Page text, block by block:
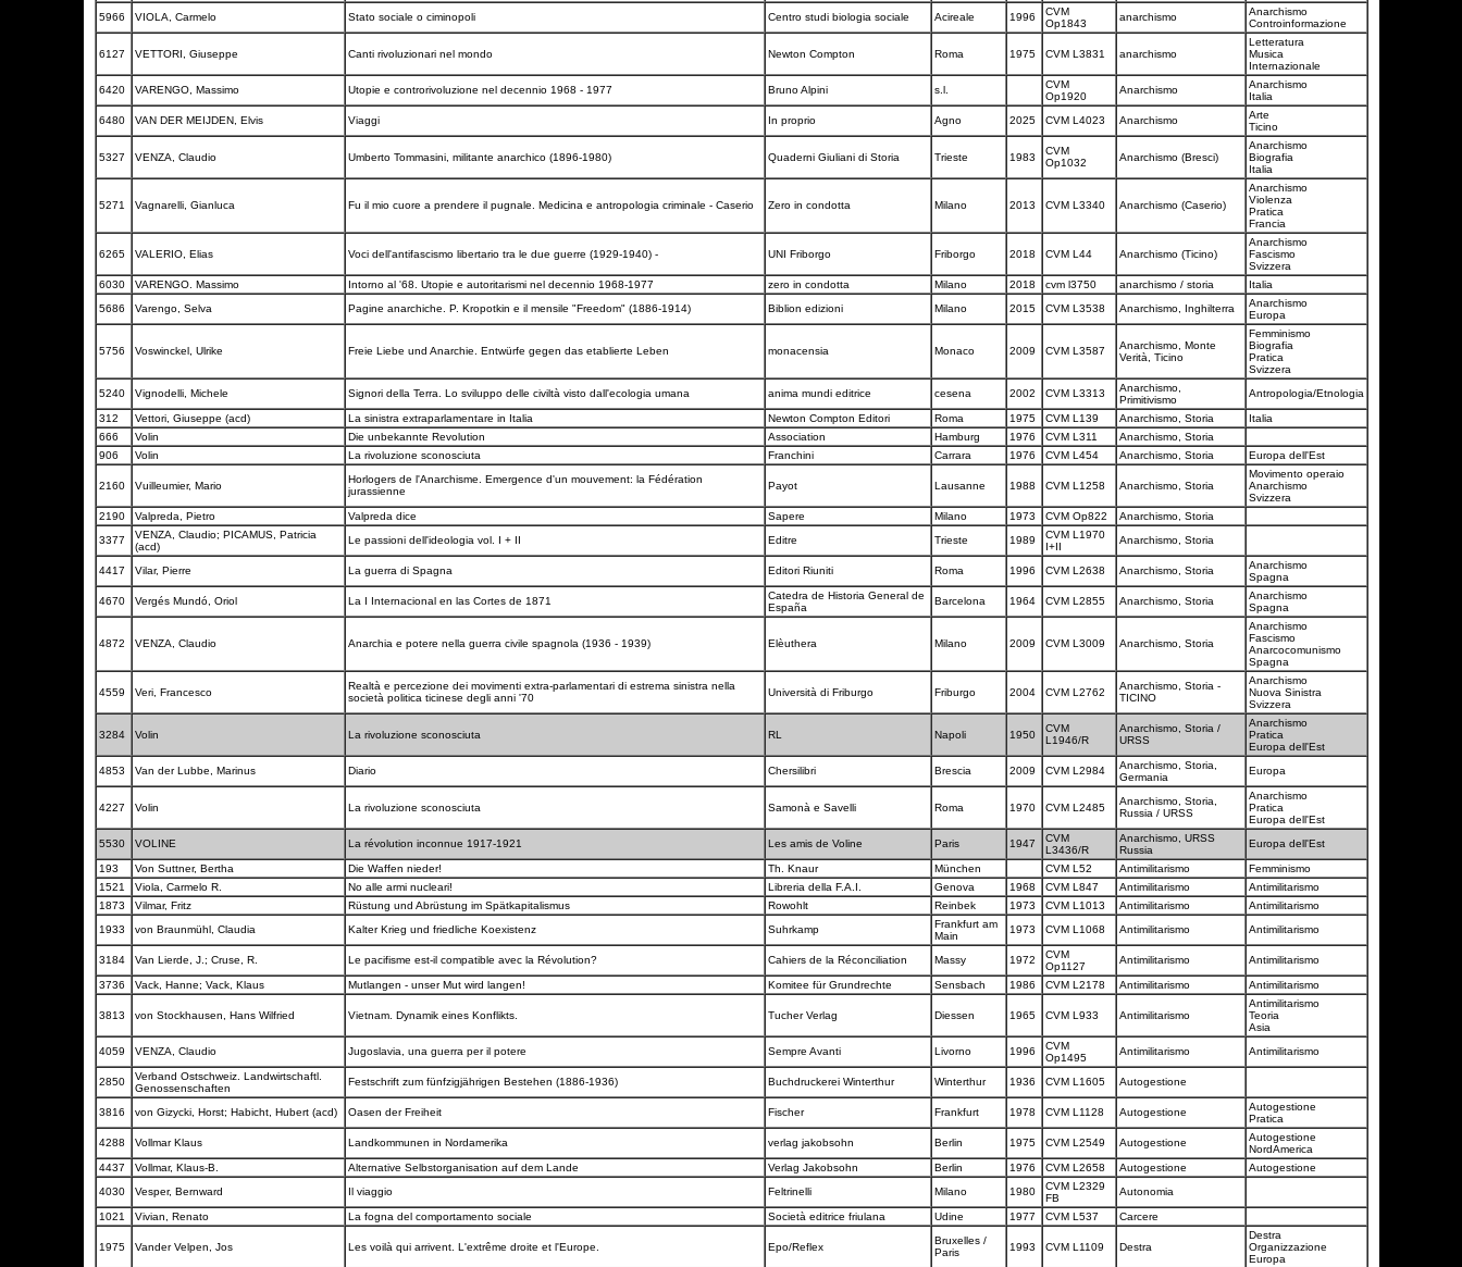
5966
VIOLA, Carmelo Stato sociale o ciminopoli Centro studi biologia sociale Acireale 1996
CVM
Op1843
anarchismo
Anarchismo
Controinformazione
6127 VETTORI, Giuseppe Canti rivoluzionari nel mondo Newton Compton Roma 1975 CVM L3831 anarchismo
Letteratura
Musica
Internazionale
6420
VARENGO, Massimo Utopie e controrivoluzione nel decennio 1968 - 1977 Bruno Alpini s.l.
CVM
Op1920
Anarchismo
Anarchismo
Italia
6480
VAN DER MEIJDEN, Elvis Viaggi In proprio Agno 2025 CVM L4023 Anarchismo
Arte
Ticino
5327 VENZA, Claudio Umberto Tommasini, militante anarchico (1896-1980) Quaderni Giuliani di Storia Trieste 1983
CVM
Op1032
Anarchismo (Bresci)
Anarchismo
Biografia
Italia
5271 Vagnarelli, Gianluca Fu il mio cuore a prendere il pugnale. Medicina e antropologia criminale - Caserio Zero in condotta Milano 2013 CVM L3340 Anarchismo (Caserio)
Anarchismo
Violenza
Pratica
Francia
6265 VALERIO, Elias Voci dell'antifascismo libertario tra le due guerre (1929-1940) - UNI Friborgo Friborgo 2018 CVM L44 Anarchismo (Ticino)
Anarchismo
Fascismo
Svizzera
6030
VARENGO. Massimo Intorno al '68. Utopie e autoritarismi nel decennio 1968-1977 zero in condotta Milano 2018 cvm l3750 anarchismo / storia
Italia
5686
Varengo, Selva Pagine anarchiche. P. Kropotkin e il mensile "Freedom" (1886-1914) Biblion edizioni Milano 2015 CVM L3538 Anarchismo, Inghilterra
Anarchismo
Europa
5756 Voswinckel, Ulrike Freie Liebe und Anarchie. Entwürfe gegen das etablierte Leben monacensia Monaco 2009 CVM L3587
Anarchismo, Monte
Verità, Ticino
Femminismo
Biografia
Pratica
Svizzera
5240
Vignodelli, Michele Signori della Terra. Lo sviluppo delle civiltà visto dall'ecologia umana anima mundi editrice cesena 2002 CVM L3313
Anarchismo,
Primitivismo
Antropologia/Etnologia
312 Vettori, Giuseppe (acd) La sinistra extraparlamentare in Italia Newton Compton Editori Roma 1975 CVM L139 Anarchismo, Storia
Italia
666
Volin Die unbekannte Revolution Association Hamburg 1976 CVM L311
Anarchismo, Storia
906
Volin La rivoluzione sconosciuta Franchini Carrara 1976 CVM L454 Anarchismo, Storia Europa dell'Est
2160 Vuilleumier, Mario
Horlogers de l'Anarchisme. Emergence d'un mouvement: la Fédération
jurassienne
Payot Lausanne 1988 CVM L1258 Anarchismo, Storia
Movimento operaio
Anarchismo
Svizzera
2190
Valpreda, Pietro Valpreda dice Sapere Milano 1973 CVM Op822
Anarchismo, Storia
3377
VENZA, Claudio; PICAMUS, Patricia
(acd)
Le passioni dell'ideologia vol. I + II Editre Trieste 1989
CVM L1970
I+II
Anarchismo, Storia
4417 Vilar, Pierre La guerra di Spagna Editori Riuniti Roma 1996 CVM L2638 Anarchismo, Storia
Anarchismo
Spagna
4670
Vergés Mundó, Oriol La I Internacional en las Cortes de 1871
Catedra de Historia General de
España
Barcelona 1964 CVM L2855 Anarchismo, Storia
Anarchismo
Spagna
4872 VENZA, Claudio Anarchia e potere nella guerra civile spagnola (1936 - 1939) Elèuthera Milano 2009 CVM L3009 Anarchismo, Storia
Anarchismo
Fascismo
Anarcocomunismo
Spagna
4559 Veri, Francesco
Realtà e percezione dei movimenti extra-parlamentari di estrema sinistra nella
società politica ticinese degli anni '70
Università di Friburgo Friburgo 2004 CVM L2762
Anarchismo, Storia -
TICINO
Anarchismo
Nuova Sinistra
Svizzera
3284 Volin La rivoluzione sconosciuta RL Napoli 1950
CVM
L1946/R
Anarchismo, Storia /
URSS
Anarchismo
Pratica
Europa dell'Est
4853
Van der Lubbe, Marinus Diario Chersilibri Brescia 2009 CVM L2984
Anarchismo, Storia,
Germania
Europa
4227 Volin La rivoluzione sconosciuta Samonà e Savelli Roma 1970 CVM L2485
Anarchismo, Storia,
Russia / URSS
Anarchismo
Pratica
Europa dell'Est
5530
VOLINE La révolution inconnue 1917-1921 Les amis de Voline Paris 1947
CVM
L3436/R
Anarchismo, URSS
Russia
Europa dell'Est
193 Von Suttner, Bertha Die Waffen nieder! Th. Knaur München CVM L52 Antimilitarismo
Femminismo
1521
Viola, Carmelo R. No alle armi nucleari! Libreria della F.A.I. Genova 1968 CVM L847 Antimilitarismo
Antimilitarismo
1873
Vilmar, Fritz Rüstung und Abrüstung im Spätkapitalismus Rowohlt Reinbek 1973 CVM L1013 Antimilitarismo
Antimilitarismo
1933
von Braunmühl, Claudia Kalter Krieg und friedliche Koexistenz Suhrkamp
Frankfurt am
Main
1973 CVM L1068 Antimilitarismo Antimilitarismo
3184 Van Lierde, J.; Cruse, R. Le pacifisme est-il compatible avec la Révolution? Cahiers de la Réconciliation Massy 1972
CVM
Op1127
Antimilitarismo Antimilitarismo
3736 Vack, Hanne; Vack, Klaus Mutlangen - unser Mut wird langen! Komitee für Grundrechte Sensbach 1986 CVM L2178 Antimilitarismo Antimilitarismo
3813 von Stockhausen, Hans Wilfried Vietnam. Dynamik eines Konflikts. Tucher Verlag Diessen 1965 CVM L933 Antimilitarismo
Antimilitarismo
Teoria
Asia
4059
VENZA, Claudio Jugoslavia, una guerra per il potere Sempre Avanti Livorno 1996
CVM
Op1495
Antimilitarismo Antimilitarismo
2850
Verband Ostschweiz. Landwirtschaftl.
Genossenschaften
Festschrift zum fünfzigjährigen Bestehen (1886-1936) Buchdruckerei Winterthur Winterthur 1936 CVM L1605 Autogestione
3816 von Gizycki, Horst; Habicht, Hubert (acd) Oasen der Freiheit Fischer Frankfurt 1978 CVM L1128 Autogestione
Autogestione
Pratica
4288
Vollmar Klaus Landkommunen in Nordamerika verlag jakobsohn Berlin 1975 CVM L2549 Autogestione
Autogestione
NordAmerica
4437
Vollmar, Klaus-B. Alternative Selbstorganisation auf dem Lande Verlag Jakobsohn Berlin 1976 CVM L2658 Autogestione
Autogestione
4030
Vesper, Bernward Il viaggio Feltrinelli Milano 1980
CVM L2329
FB
Autonomia
1021 Vivian, Renato La fogna del comportamento sociale Società editrice friulana Udine 1977 CVM L537 Carcere
1975 Vander Velpen, Jos Les voilà qui arrivent. L'extrême droite et l'Europe. Epo/Reflex
Bruxelles /
Paris
1993 CVM L1109 Destra
Destra
Organizzazione
Europa